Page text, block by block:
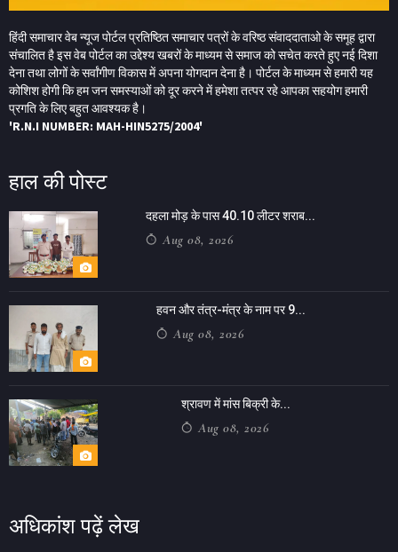
हिंदी समाचार वेब न्यूज पोर्टल प्रतिष्ठित समाचार पत्रों के वरिष्ठ संवाददाताओ के समूह द्वारा
संचालित है इस वेब पोर्टल का उद्देश्य खबरों के माध्यम से समाज को सचेत करते हुए नई दिशा
देना तथा लोगों के सर्वांगीण विकास में अपना योगदान देना है। पोर्टल के माध्यम से हमारी यह
कोशिश होगी कि हम जन समस्याओं को दूर करने में हमेशा तत्पर रहे आपका सहयोग हमारी
प्रगति के लिए बहुत आवश्यक है।
'R.N.I NUMBER: MAH-HIN5275/2004'
हाल की पोस्ट
दहला मोड़ के पास 40.10 लीटर शराब...
Aug 08, 2026
हवन और तंत्र-मंत्र के नाम पर 9...
Aug 08, 2026
श्रावण में मांस बिक्री के...
Aug 08, 2026
अधिकांश पढ़ें लेख